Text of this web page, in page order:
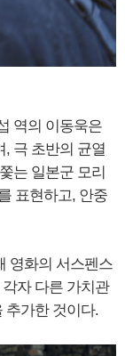
역의 이동욱은
, 극 초반의 균열
는 일본군 모리
표현하고, 안중
영화의 서스펜스
자 다른 가치관
추가한 것이다.